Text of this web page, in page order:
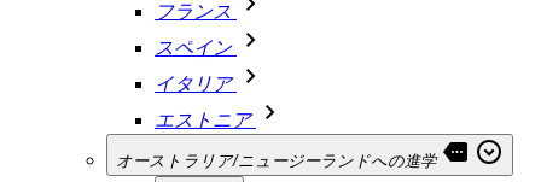
フランス
スペイン
イタリア
エストニア
オーストラリア/ニュージーランドへの進学